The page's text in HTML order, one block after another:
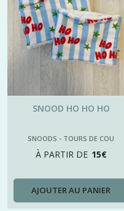
SNOOD HO HO HO
SNOODS - TOURS DE COU
À PARTIR DE 15€
AJOUTER AU PANIER